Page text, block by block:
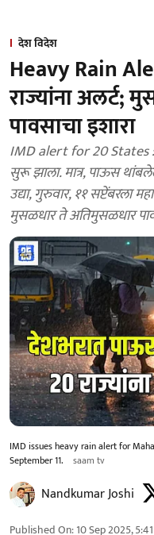
देश विदेश
Heavy Rain
राज्यांना अलर्ट;
पावसाचा इशारा
IMD alert for 20 States
सुरू झाला. मात्र, पाऊस
उद्या, गुरुवार, ११ सप्टेंबरला
मुसळधार ते अतिमुसळधार
IMD issues heavy rain alert for
September 11.
saam tv
Nandkumar Joshi
Published On:10 Sep 2025,